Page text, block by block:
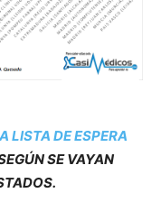
LISTA DE ESPERA
SE VAYAN